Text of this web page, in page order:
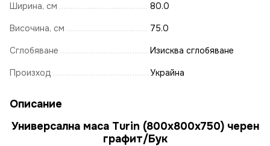
Ширина, см 80.0
Височина, см 75.0
Сглобяване Изисква сглобяване
Произход Украйна
Описание
Универсална маса Turin (800х800х750) черен
графит/Бук